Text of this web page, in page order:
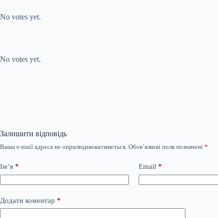
No votes yet.
No votes yet.
Залишити відповідь
Ваша e-mail адреса не оприлюднюватиметься. Обов’язкові поля позначені *
Ім’я * Email *
Додати коментар *